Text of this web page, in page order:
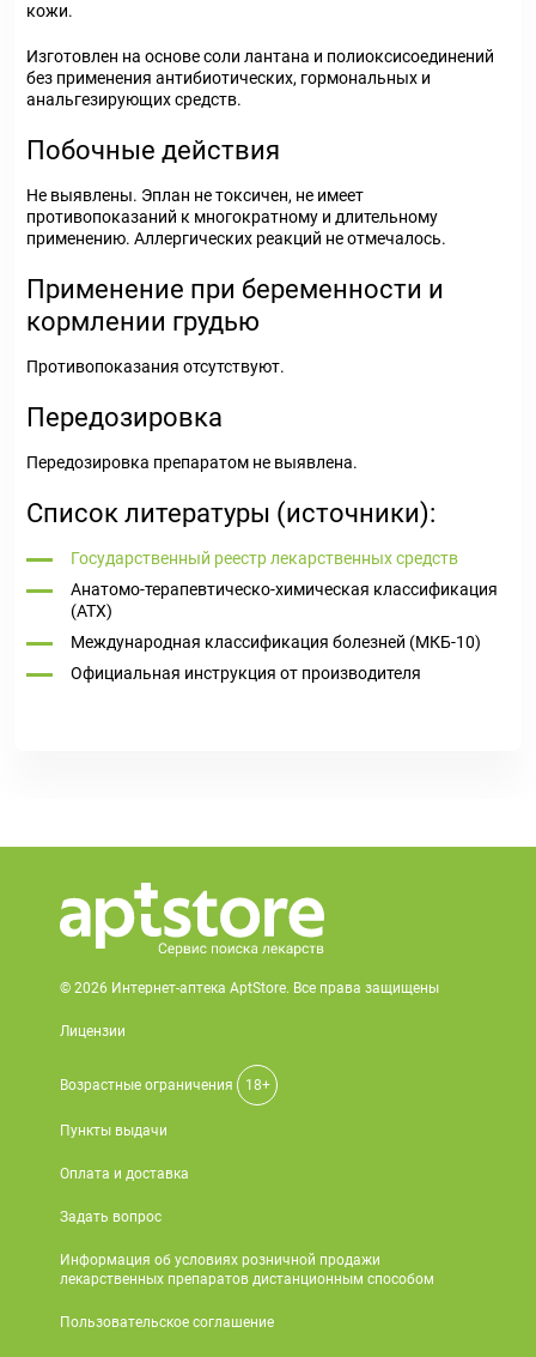
кожи.
Изготовлен на основе соли лантана и полиоксисоединений
без применения антибиотических, гормональных и
анальгезирующих средств.
Побочные действия
Не выявлены. Эплан не токсичен, не имеет
противопоказаний к многократному и длительному
применению. Аллергических реакций не отмечалось.
Применение при беременности и
кормлении грудью
Противопоказания отсутствуют.
Передозировка
Передозировка препаратом не выявлена.
Список литературы (источники):
Государственный реестр лекарственных средств
Анатомо-терапевтическо-химическая классификация
(ATX)
Международная классификация болезней (МКБ-10)
Официальная инструкция от производителя
© 2026 Интернет-аптека AptStore. Все права защищены
Лицензии
Возрастные ограничения 18+
Пункты выдачи
Оплата и доставка
Задать вопрос
Информация об условиях розничной продажи
лекарственных препаратов дистанционным способом
Пользовательское соглашение